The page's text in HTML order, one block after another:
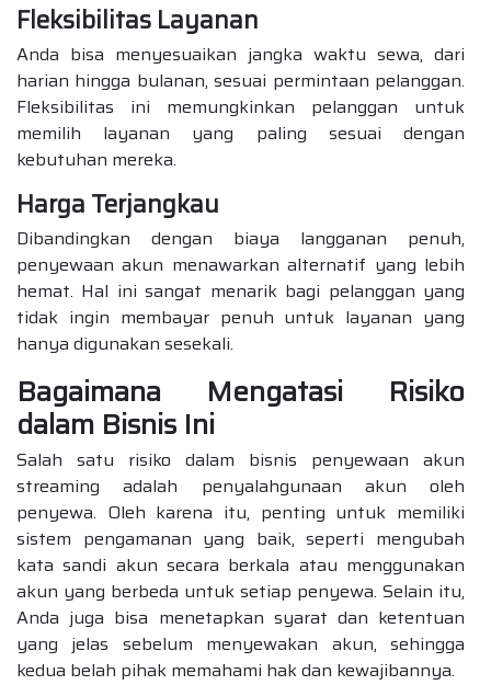
Fleksibilitas Layanan
Anda bisa menyesuaikan jangka waktu sewa, dari
harian hingga bulanan, sesuai permintaan pelanggan.
Fleksibilitas ini memungkinkan pelanggan untuk
memilih layanan yang paling sesuai dengan
kebutuhan mereka.
Harga Terjangkau
Dibandingkan dengan biaya langganan penuh,
penyewaan akun menawarkan alternatif yang lebih
hemat. Hal ini sangat menarik bagi pelanggan yang
tidak ingin membayar penuh untuk layanan yang
hanya digunakan sesekali.
Bagaimana Mengatasi Risiko
dalam Bisnis Ini
Salah satu risiko dalam bisnis penyewaan akun
streaming adalah penyalahgunaan akun oleh
penyewa. Oleh karena itu, penting untuk memiliki
sistem pengamanan yang baik, seperti mengubah
kata sandi akun secara berkala atau menggunakan
akun yang berbeda untuk setiap penyewa. Selain itu,
Anda juga bisa menetapkan syarat dan ketentuan
yang jelas sebelum menyewakan akun, sehingga
kedua belah pihak memahami hak dan kewajibannya.